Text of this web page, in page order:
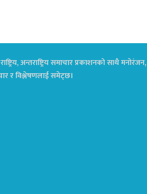
अन्तराष्ट्रिय समाचार प्रकाशनको साथै
र विश्लेषणलाई समेट्छ।